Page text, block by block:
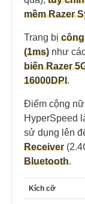
mềm Razer
Trang bị
(1ms) như
biến Razer
16000DPI.
Điểm cộng
HyperSpeed
sử dụng lên
Receiver
Bluetooth.
Kích cỡ